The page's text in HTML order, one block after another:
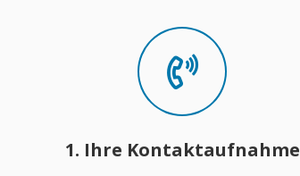
1. Ihre Kontaktaufnahme